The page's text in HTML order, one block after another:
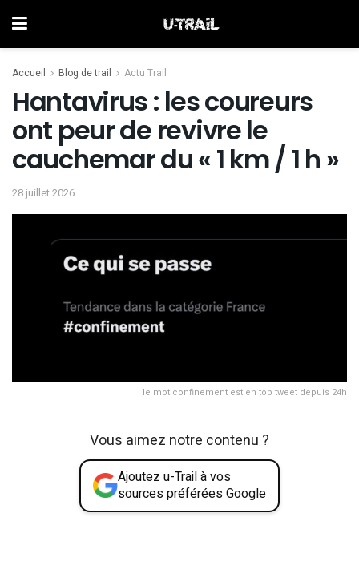
Accueil Blog de trail Actu Trail
Hantavirus : les coureurs
ont peur de revivre le
cauchemar du « 1 km / 1 h »
28 juillet 2026
le mot confinement est en top tweet depuis 24h
Vous aimez notre contenu ?
Ajoutez u-Trail à vos
sources préférées Google